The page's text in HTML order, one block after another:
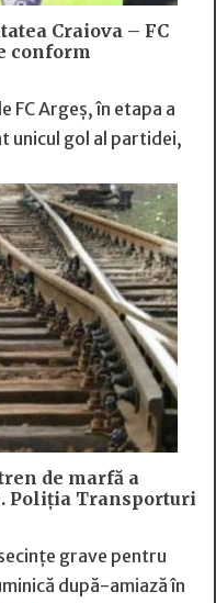
Craiova – FC
conform
FC Argeș, în etapa a
unicul gol al partidei,
de marfă a
Poliția Transporturi
grave pentru
după-amiază în